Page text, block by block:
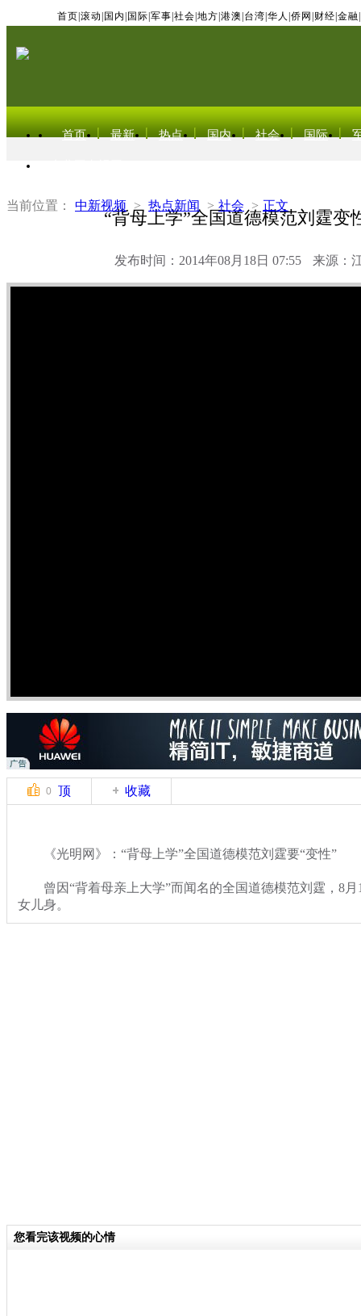
首页 滚动 国内 国际 军事 社会 地方 港澳 台湾 华人 侨网 财经 金融
首页 最新 热点 国内 社会 国际
当前位置： 中新视频 > 热点新闻 > 社会 > 正文
“背母上学”全国道德模范刘霆变
发布时间：2014年08月18日 07:55 来源：
0 顶 收藏
《光明网》：“背母上学”全国道德模范刘霆要“变性”
曾因“背着母亲上大学”而闻名的全国道德模范刘霆，8月
女儿身。
您看完该视频的心情